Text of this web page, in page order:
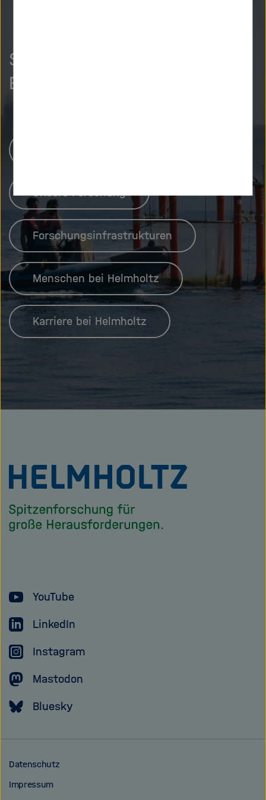
So neugierig wie wir?
Entdecken Sie mehr.
Unsere Forschung
Forschungsinfrastrukturen
Menschen bei Helmholtz
Karriere bei Helmholtz
Zu
Startseite
YouTube
LinkedIn
Instagram
Mastodon
Bluesky
Datenschutz
Impressum